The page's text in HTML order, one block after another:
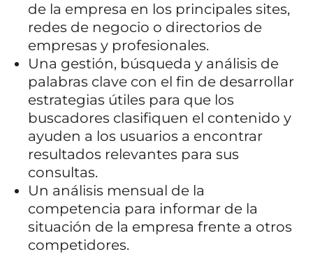
de la empresa en los principales sites,
redes de negocio o directorios de
empresas y profesionales.
Una gestión, búsqueda y análisis de
palabras clave con el fin de desarrollar
estrategias útiles para que los
buscadores clasifiquen el contenido y
ayuden a los usuarios a encontrar
resultados relevantes para sus
consultas.
Un análisis mensual de la
competencia para informar de la
situación de la empresa frente a otros
competidores.